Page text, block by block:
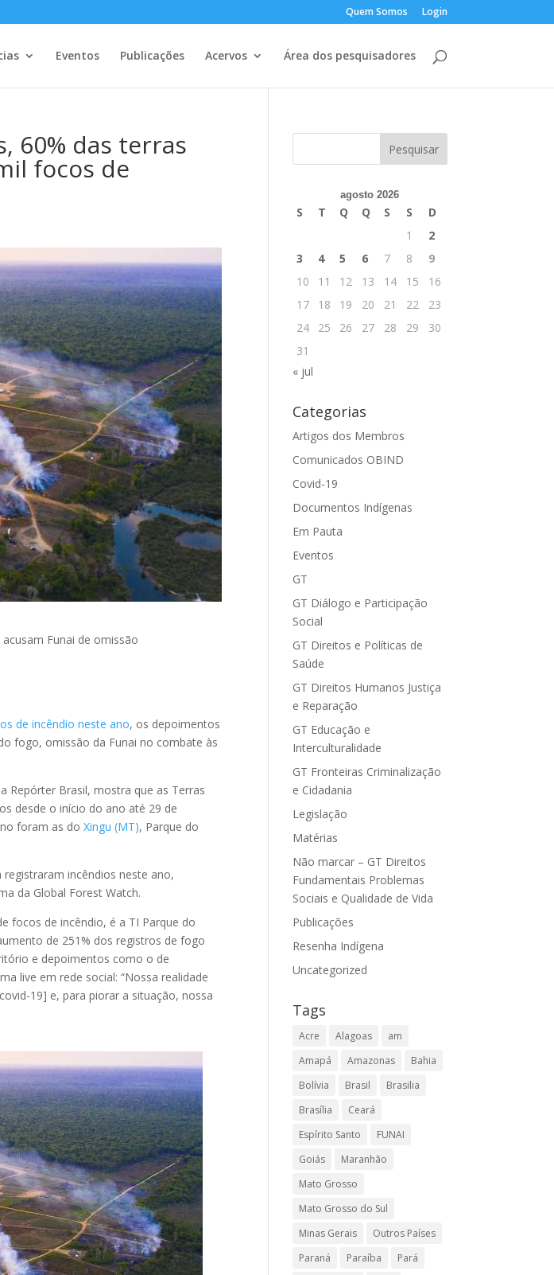
Quem Somos Login
Eventos Publicações Acervos Área dos pesquisadores
60% das terras
focos de
Funai de omissão
de incêndio neste ano, os depoimentos
fogo, omissão da Funai no combate às
Repórter Brasil, mostra que as Terras
desde o início do ano até 29 de
foram as do Xingu (MT), Parque do
incêndios neste ano,
da Global Forest Watch.
focos de incêndio, é a TI Parque do
de 251% dos registros de fogo
e depoimentos como o de
live em rede social: “Nossa realidade
19] e, para piorar a situação, nossa
agosto 2026
S T Q Q S S
D
1
2
3
4 5 6 7 8
9
10
11 12 13 14 15
16
17
18 19 20 21 22
23
24
25 26 27 28 29
30
31
« jul
Categorias
Artigos dos Membros
Comunicados OBIND
Covid-19
Documentos Indígenas
Em Pauta
Eventos
GT
GT Diálogo e Participação
Social
GT Direitos e Políticas de
Saúde
GT Direitos Humanos Justiça
e Reparação
GT Educação e
Interculturalidade
GT Fronteiras Criminalização
e Cidadania
Legislação
Matérias
Não marcar – GT Direitos
Fundamentais Problemas
Sociais e Qualidade de Vida
Publicações
Resenha Indígena
Uncategorized
Tags
Acre Alagoas
am
Amapá
Amazonas
Bahia
Bolívia
Brasil
Brasilia
Brasília
Ceará
Espírito Santo
FUNAI
Goiás
Maranhão
Mato Grosso
Mato Grosso do Sul
Minas Gerais
Outros Países
Paraná
Paraíba
Pará